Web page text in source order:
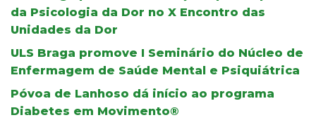
da Psicologia da Dor no X Encontro das
Unidades da Dor
ULS Braga promove I Seminário do Núcleo de
Enfermagem de Saúde Mental e Psiquiátrica
Póvoa de Lanhoso dá início ao programa
Diabetes em Movimento®